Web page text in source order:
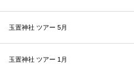
玉置神社 ツアー 5月
玉置神社 ツアー 1月